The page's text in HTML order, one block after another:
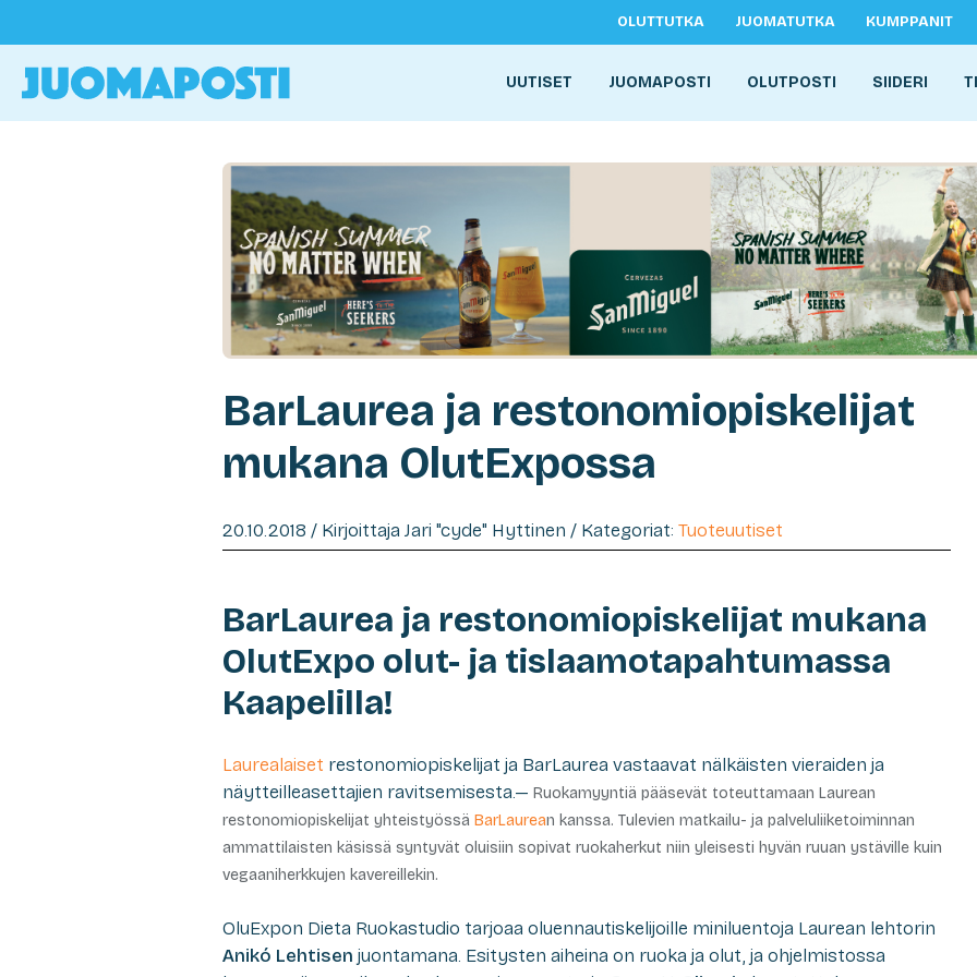
OLUTTUTKA JUOMATUTKA KUMPPANIT
UUTISET JUOMAPOSTI OLUTPOSTI SIIDERI
BarLaurea ja restonomiopiskelijat
mukana OlutExpossa
20.10.2018 / Kirjoittaja Jari "cyde" Hyttinen / Kategoriat: Tuoteuutiset
BarLaurea ja restonomiopiskelijat mukana
OlutExpo olut- ja tislaamotapahtumassa
Kaapelilla!
Laurealaiset restonomiopiskelijat ja BarLaurea vastaavat nälkäisten vieraiden ja
näytteilleasettajien ravitsemisesta.— Ruokamyyntiä pääsevät toteuttamaan Laurean
restonomiopiskelijat yhteistyössä BarLaurean kanssa. Tulevien matkailu- ja palveluliiketoiminnan
ammattilaisten käsissä syntyvät oluisiin sopivat ruokaherkut niin yleisesti hyvän ruuan ystäville kuin
vegaaniherkkujen kavereillekin.
OluExpon Dieta Ruokastudio tarjoaa oluennautiskelijoille miniluentoja Laurean lehtorin
Anikó Lehtisen juontamana. Esitysten aiheina on ruoka ja olut, ja ohjelmistossa